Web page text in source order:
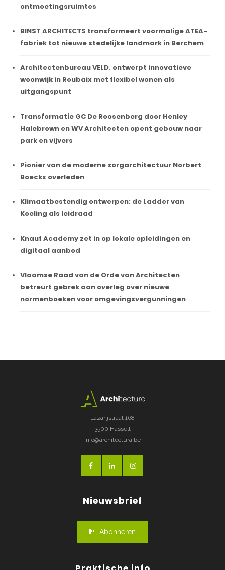
ontmoetingsruimtes
BINST ARCHITECTS transformeert voormalige ATEA-
fabriek tot nieuwe stedelijke landmark in Berchem
Architectenbureau VELD. ontwerpt innovatieve
woonwijk in Roubaix met flexibel wonen als
uitgangspunt
Transformatie GC De Roosenberg door Henley
Halebrown en WV Architecten opent gebouw naar
park en vijvers
Pionier van de moderne zorgarchitectuur Norbert
Boeckx overleden
Klimaatbestendig ontwerpen: de Ladder van
Koeling als leidraad
Knauf Academy zet in op lokale opleidingen en
digitaal aanbod
Vlaamse Raad van de Orde van Architecten
betreurt gebrek aan overleg over nieuwe
normenboeken voor omgevingsvergunningen
Lazarijstraat 168
3500 Hasselt
info@architectura.be
Nieuwsbrief
Abonneren